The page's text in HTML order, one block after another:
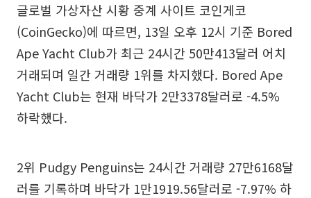
글로벌 가상자산 시황 중계 사이트 코인게코
(CoinGecko)에 따르면, 13일 오후 12시 기준 Bored
Ape Yacht Club가 최근 24시간 50만413달러 어치
거래되며 일간 거래량 1위를 차지했다. Bored Ape
Yacht Club는 현재 바닥가 2만3378달러로 -4.5%
하락했다.
2위 Pudgy Penguins는 24시간 거래량 27만6168달
러를 기록하며 바닥가 1만1919.56달러로 -7.97% 하